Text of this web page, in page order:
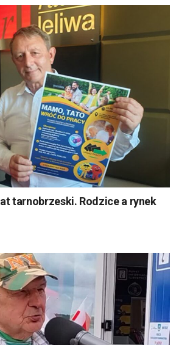
tarnobrzeski. Rodzice a rynek